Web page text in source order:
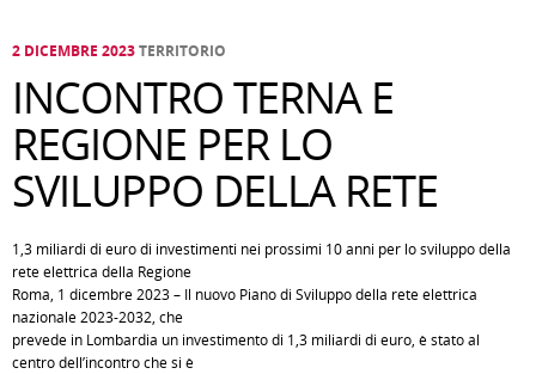
E SPETTACOLI POLITICA
DELLE IDEE FATTI DELLO SPIRITO
2 DICEMBRE 2023TERRITORIO
INCONTRO TERNA E
REGIONE PER LO
SVILUPPO DELLA RETE
1,3 miliardi di euro di investimenti nei prossimi 10 anni per lo sviluppo della
rete elettrica della Regione
Roma, 1 dicembre 2023 – Il nuovo Piano di Sviluppo della rete elettrica
nazionale 2023-2032, che
prevede in Lombardia un investimento di 1,3 miliardi di euro, è stato al
centro dell’incontro che si è